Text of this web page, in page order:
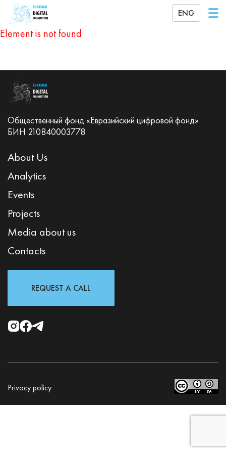
ENG
Element is not found
Общественный фонд «Евразийский цифровой фонд»
БИН 210840003778
About Us
Analytics
Events
Projects
Media about us
Contacts
REQUEST A CALL
Privacy policy